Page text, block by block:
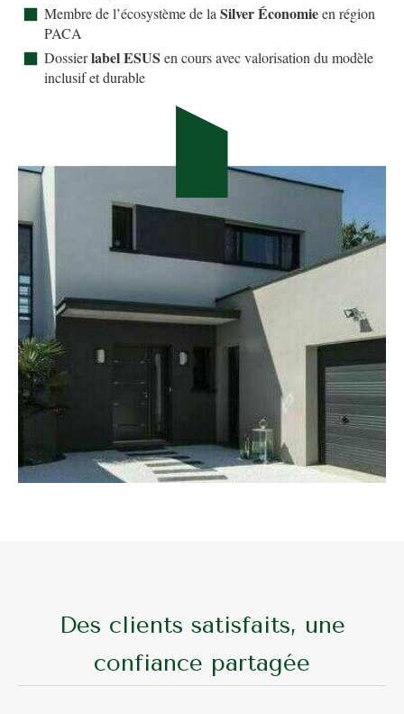
Membre de l’écosystème de laSilver Économieen région
PACA
Dossierlabel ESUS en cours avec valorisation du modèle
inclusif et durable
Des clients satisfaits, une
confiance partagée